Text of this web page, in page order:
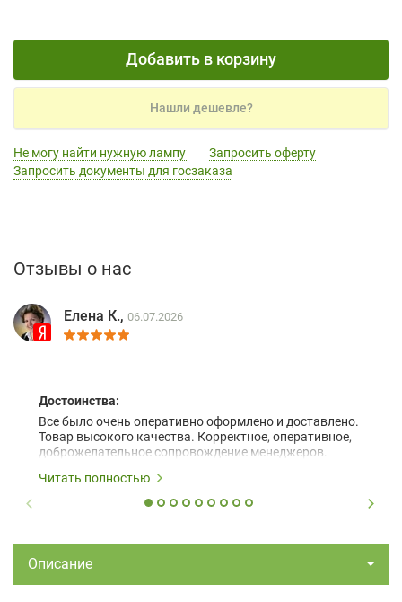
Добавить в корзину
Нашли дешевле?
Не могу найти нужную лампу
Запросить оферту
Запросить документы для госзаказа
Отзывы о нас
Елена К., 06.07.2026
Достоинства:
Все было очень оперативно оформлено и доставлено.
Товар высокого качества. Корректное, оперативное,
доброжелательное сопровождение менеджеров.
Читать полностью
Описание